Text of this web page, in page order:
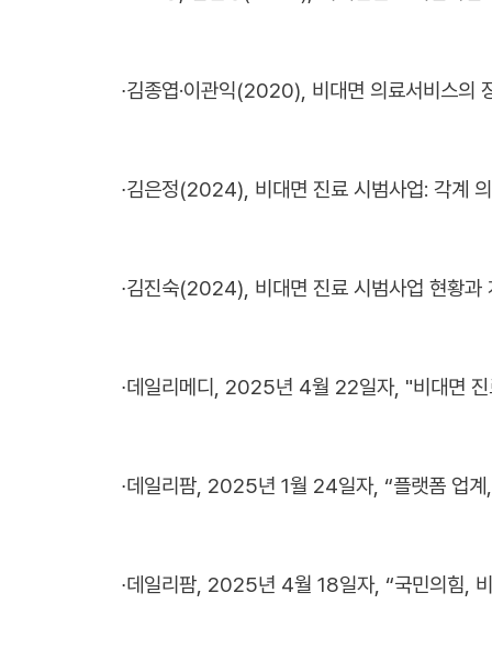
∙김종엽·이관익(2020), 비대면 의료서비스의
∙김은정(2024), 비대면 진료 시범사업: 각계
∙김진숙(2024), 비대면 진료 시범사업 현황
∙데일리메디, 2025년 4월 22일자, "비대면 진
∙데일리팜, 2025년 1월 24일자, “플랫폼 업계
∙데일리팜, 2025년 4월 18일자, “국민의힘,